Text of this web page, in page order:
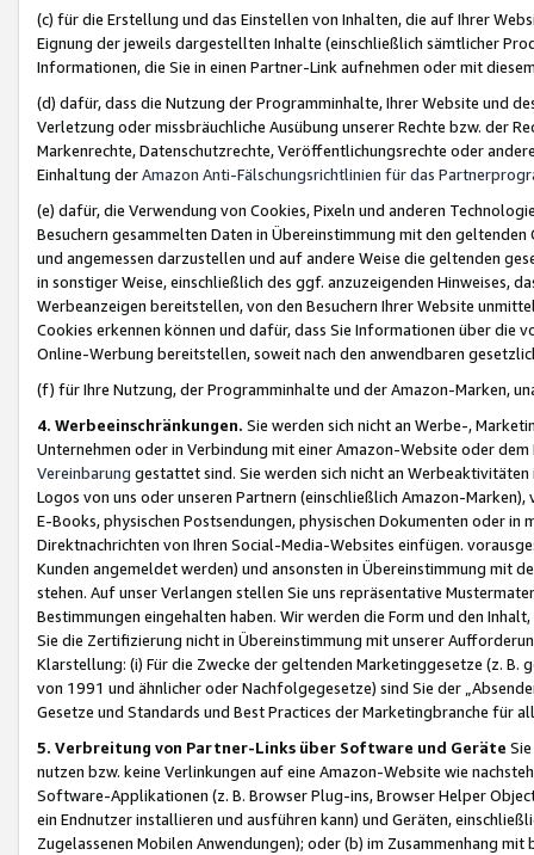
(c) für die Erstellung und das Einstellen von Inhalten, die auf Ihrer
Eignung der jeweils dargestellten Inhalte (einschließlich sämtlicher
Informationen, die Sie in einen Partner-Link aufnehmen oder mit
(d) dafür, dass die Nutzung der Programminhalte, Ihrer Website und
Verletzung oder missbräuchliche Ausübung unserer Rechte bzw. der
Markenrechte, Datenschutzrechte, Veröffentlichungsrechte oder
Einhaltung derAmazon Anti-Fälschungsrichtlinien für das
(e) dafür, die Verwendung von Cookies, Pixeln und anderen
Besuchern gesammelten Daten in Übereinstimmung mit den
und angemessen darzustellen und auf andere Weise die geltenden
in sonstiger Weise, einschließlich des ggf. anzuzeigenden Hinweises,
Werbeanzeigen bereitstellen, von den Besuchern Ihrer Website
Cookies erkennen können und dafür, dass Sie Informationen über die
Online-Werbung bereitstellen, soweit nach den anwendbaren
(f) für Ihre Nutzung, der Programminhalte und der Amazon-Marken,
4. Werbeeinschränkungen. Sie werden sich nicht an Werbe-,
Unternehmen oder in Verbindung mit einer Amazon-Website oder
Vereinbarung gestattet sind. Sie werden sich nicht an
Logos von uns oder unseren Partnern (einschließlich Amazon-
E-Books, physischen Postsendungen, physischen Dokumenten oder in
Direktnachrichten von Ihren Social-Media-Websites einfügen.
Kunden angemeldet werden) und ansonsten in Übereinstimmung mit
stehen. Auf unser Verlangen stellen Sie uns repräsentative
Bestimmungen eingehalten haben. Wir werden die Form und den
Sie die Zertifizierung nicht in Übereinstimmung mit unserer
Klarstellung: (i) Für die Zwecke der geltenden Marketinggesetze (z. B.
von 1991 und ähnlicher oder Nachfolgegesetze) sind Sie der
Gesetze und Standards und Best Practices der Marketingbranche für
5. Verbreitung von Partner-Links über Software und Geräte
nutzen bzw. keine Verlinkungen auf eine Amazon-Website wie
Software-Applikationen (z. B. Browser Plug-ins, Browser Helper
ein Endnutzer installieren und ausführen kann) und Geräten,
Zugelassenen Mobilen Anwendungen); oder (b) im Zusammenhang